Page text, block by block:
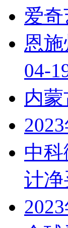
爱
恩
04-
内
中
计净